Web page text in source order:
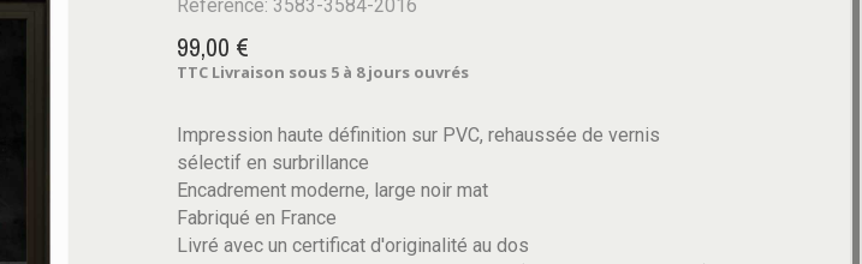
Référence: 3583-3584-2016
99,00 €
TTC Livraison sous 5 à 8 jours ouvrés
Impression haute définition sur PVC, rehaussée de vernis
sélectif en surbrillance
Encadrement moderne, large noir mat
Fabriqué en France
Livré avec un certificat d'originalité au dos